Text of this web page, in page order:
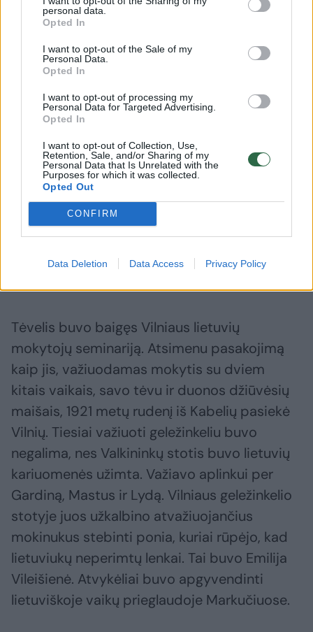
personal data.
Opted In
I want to opt-out of the Sale of my
Personal Data.
Opted In
I want to opt-out of processing my
Personal Data for Targeted Advertising.
Opted In
I want to opt-out of Collection, Use,
Retention, Sale, and/or Sharing of my
Personal Data that Is Unrelated with the
Purposes for which it was collected.
Opted Out
CONFIRM
Data Deletion Data Access Privacy Policy
nepriklausomą valstybę, įkūrimo šimtmetis šį
pavasarį buvo kukliai prisimintas gražia
paroda Lietuvos mokslų akademijos
Vrublevskių bibliotekoje.
Mama buvo viena pirmųjų tos prieglaudos
Vytauto Didžiojo gimnaziją (kurios įkūrimo
šimtmetį, kaip ir apskritai vidurinio mokslo
lietuvių kalba pradžios šimtmetį, minėsime šį
rudenį), nusprendė būti lietuviškų mokyklų
mokytoja. Tą pačią gimnaziją, tik jau virtusią
Vilniaus pirmąja berniukų vidurine mokykla,
Tėvelis buvo baigęs Vilniaus lietuvių
mokytojų seminariją. Atsimenu pasakojimą
kaip jis, važiuodamas mokytis su dviem
kitais vaikais, savo tėvu ir duonos džiūvėsių
maišais, 1921 metų rudenį iš Kabelių pasiekė
Vilnių. Tiesiai važiuoti geležinkeliu buvo
negalima, nes Valkininkų stotis buvo lietuvių
kariuomenės užimta. Važiavo aplinkui per
Gardiną, Mastus ir Lydą. Vilniaus geležinkelio
stotyje juos užkalbino atvažiuojančius
mokinukus stebinti ponia, kuriai rūpėjo, kad
lietuviukų neperimtų lenkai. Tai buvo Emilija
Vileišienė. Atvykėliai buvo apgyvendinti
lietuviškoje vaikų prieglaudoje Markučiuose.